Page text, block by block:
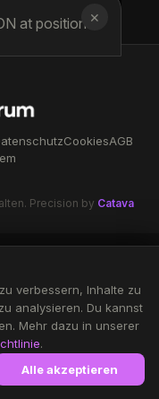
✕
at position 0
CookiesAGB
Precision by Catava
verbessern, Inhalte zu
analysieren. Du kannst
Mehr dazu in unserer
.
Alle akzeptieren